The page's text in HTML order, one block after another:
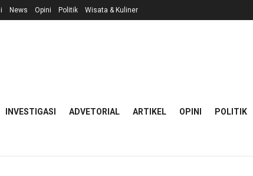
News Opini Politik Wisata & Kuliner
INVESTIGASI ADVETORIAL ARTIKEL OPINI POLITIK